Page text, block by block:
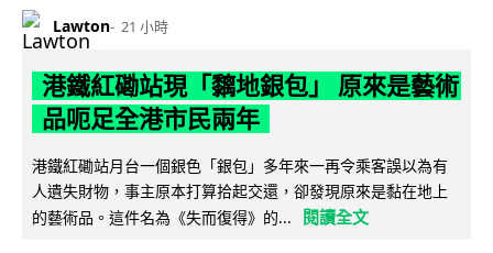
Lawton 21 小時
港鐵紅磡站現「黐地銀包」 原來是藝術
品呃足全港市民兩年
港鐵紅磡站月台一個銀色「銀包」多年來一再令乘客誤以為有
人遺失財物，事主原本打算拾起交還，卻發現原來是黏在地上
的藝術品。這件名為《失而復得》的...
閱讀全文